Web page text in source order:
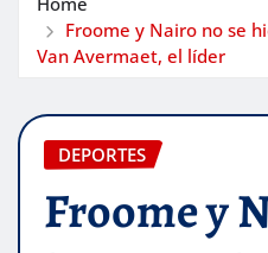
Froome y Nairo no se
Van Avermaet, el líder
DEPORTES
Froome y